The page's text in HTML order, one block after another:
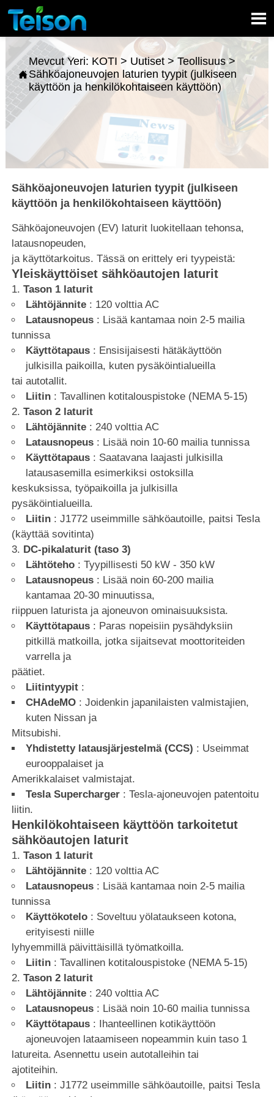


Mevcut Yeri: KOTI > Uutiset> Teollisuus>
Sähköajoneuvojen laturien tyypit (julkiseen
käyttöön ja henkilökohtaiseen käyttöön)
Sähköajoneuvojen laturien tyypit (julkiseen
käyttöön ja henkilökohtaiseen käyttöön)
Sähköajoneuvojen (EV) laturit luokitellaan tehonsa,
latausnopeuden,
ja käyttötarkoitus. Tässä on erittely eri tyypeistä:
Yleiskäyttöiset sähköautojen laturit
Tason 1 laturit
Lähtöjännite: 120 volttia AC
Latausnopeus: Lisää kantamaa noin 2-5 mailia
tunnissa
Käyttötapaus: Ensisijaisesti hätäkäyttöön
julkisilla paikoilla, kuten pysäköintialueilla
tai autotallit.
Liitin: Tavallinen kotitalouspistoke (NEMA 5-15)
Tason 2 laturit
Lähtöjännite: 240 volttia AC
Latausnopeus: Lisää noin 10-60 mailia tunnissa
Käyttötapaus: Saatavana laajasti julkisilla
latausasemilla esimerkiksi ostoksilla
keskuksissa, työpaikoilla ja julkisilla
pysäköintialueilla.
Liitin: J1772 useimmille sähköautoille, paitsi Tesla
(käyttää sovitinta)
DC-pikalaturit (taso 3)
Lähtöteho: Tyypillisesti 50 kW - 350 kW
Latausnopeus: Lisää noin 60-200 mailia
kantamaa 20-30 minuutissa,
riippuen laturista ja ajoneuvon ominaisuuksista.
Käyttötapaus: Paras nopeisiin pysähdyksiin
pitkillä matkoilla, jotka sijaitsevat moottoriteiden
varrella ja
päätiet.
Liitintyypit:
CHAdeMO: Joidenkin japanilaisten valmistajien,
kuten Nissan ja
Mitsubishi.
Yhdistetty latausjärjestelmä (CCS) : Useimmat
eurooppalaiset ja
Amerikkalaiset valmistajat.
Tesla Supercharger: Tesla-ajoneuvojen patentoitu
liitin.
Henkilökohtaiseen käyttöön tarkoitetut
sähköautojen laturit
Tason 1 laturit
Lähtöjännite: 120 volttia AC
Latausnopeus: Lisää kantamaa noin 2-5 mailia
tunnissa
Käyttökotelo: Soveltuu yölataukseen kotona,
erityisesti niille
lyhyemmillä päivittäisillä työmatkoilla.
Liitin: Tavallinen kotitalouspistoke (NEMA 5-15)
Tason 2 laturit
Lähtöjännite: 240 volttia AC
Latausnopeus: Lisää noin 10-60 mailia tunnissa
Käyttötapaus: Ihanteellinen kotikäyttöön
ajoneuvojen lataamiseen nopeammin kuin taso 1
latureita. Asennettu usein autotalleihin tai
ajotiteihin.
Liitin: J1772 useimmille sähköautoille, paitsi Tesla